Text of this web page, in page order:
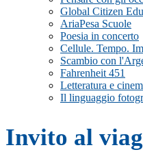
Global Citizen
AriaPesa Scuole
Poesia in concerto
Cellule. Tempo.
Scambio con
Fahrenheit 451
Letteratura e
Il linguaggio
Invito al